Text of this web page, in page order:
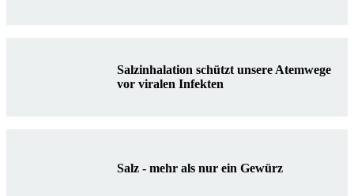
Salzinhalation schützt unsere Atemwege
vor viralen Infekten
Salz - mehr als nur ein Gewürz